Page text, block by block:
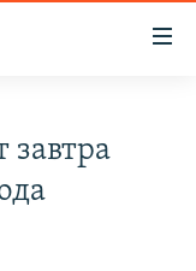
завтра